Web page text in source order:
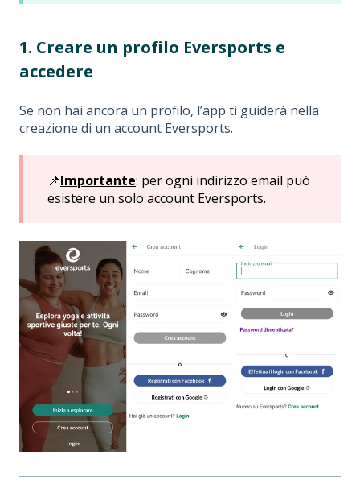
1. Creare un profilo Eversports e
accedere
Se non hai ancora un profilo, l’app ti guiderà nella
creazione di un account Eversports.
📌Importante: per ogni indirizzo email può
esistere un solo account Eversports.